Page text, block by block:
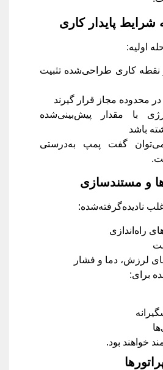
شرایط پایدار کاری
اولیه:
نقطه کاری طراحی‌شده تثبیت
محدوده مجاز قرار گیرند
با مقدار پیش‌بینی‌شده
باشد
گفت پمپ به‌درستی
و مستندسازی
نادیده‌گرفته‌شده:
راه‌اندازی
لرزش، دما و فشار
برای:
خواهند بود.